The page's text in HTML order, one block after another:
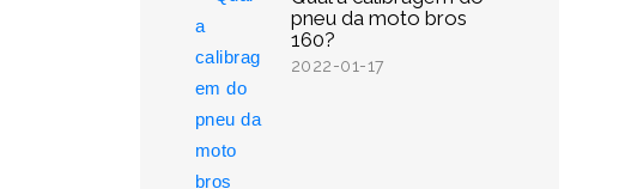
pneu da moto bros
160?
2022-01-17